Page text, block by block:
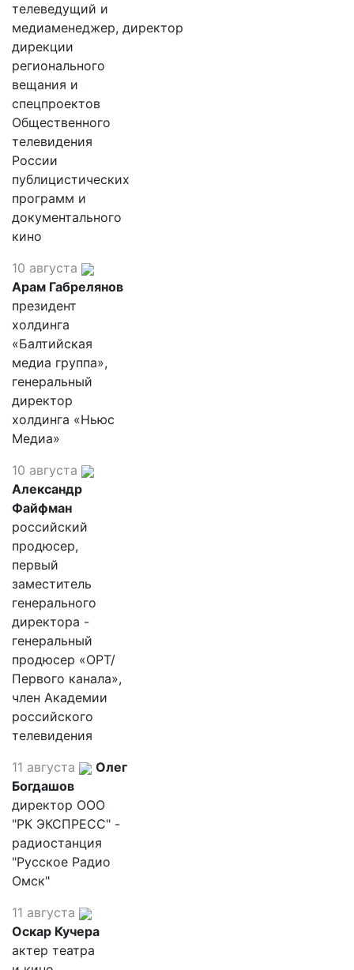
телеведущий и
медиаменеджер, директор
дирекции
регионального
вещания и
спецпроектов
Общественного
телевидения
России
публицистических
программ и
документального
кино
10 августа
Арам Габрелянов
президент
холдинга
«Балтийская
медиа группа»,
генеральный
директор
холдинга «Ньюс
Медиа»
10 августа
Александр
Файфман
российский
продюсер,
первый
заместитель
генерального
директора -
генеральный
продюсер «ОРТ/
Первого канала»,
член Академии
российского
телевидения
11 августа
Олег
Богдашов
директор ООО
"РК ЭКСПРЕСС" -
радиостанция
"Русское Радио
Омск"
11 августа
Оскар Кучера
актер театра